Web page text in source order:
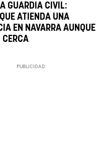
GUARDIA CIVIL:
ATIENDA UNA
EN NAVARRA AUNQUE
CERCA